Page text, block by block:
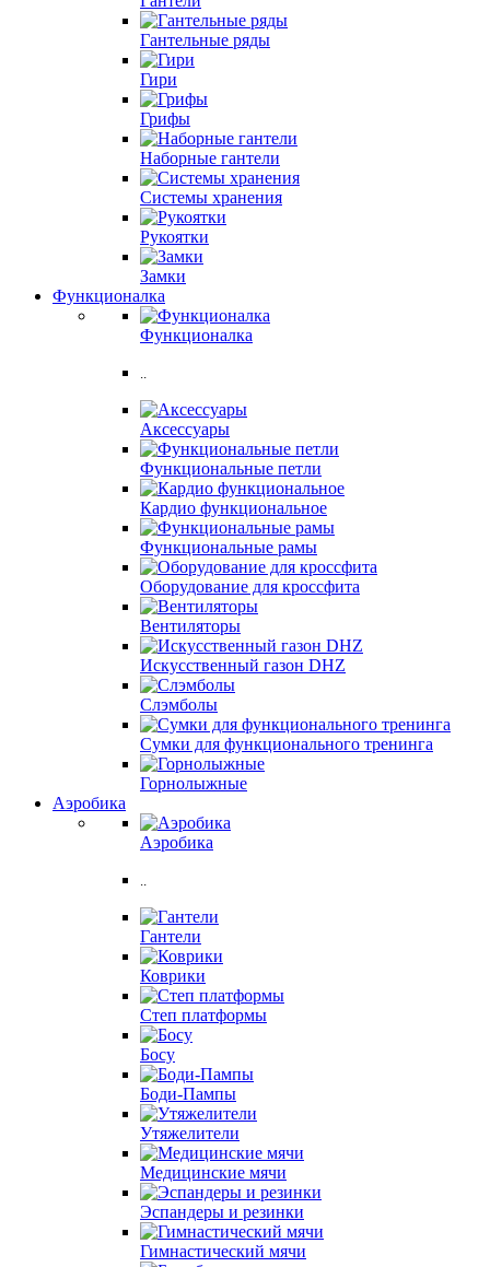
Гантельные ряды
Гири
Грифы
Наборные гантели
Системы хранения
Рукоятки
Замки
Функционалка
Функционалка
..
Аксессуары
Функциональные петли
Кардио функциональное
Функциональные рамы
Оборудование для кроссфита
Вентиляторы
Искусственный газон DHZ
Слэмболы
Сумки для функционального тренинга
Горнолыжные
Аэробика
Аэробика
..
Гантели
Коврики
Степ платформы
Босу
Боди-Пампы
Утяжелители
Медицинские мячи
Эспандеры и резинки
Гимнастический мячи